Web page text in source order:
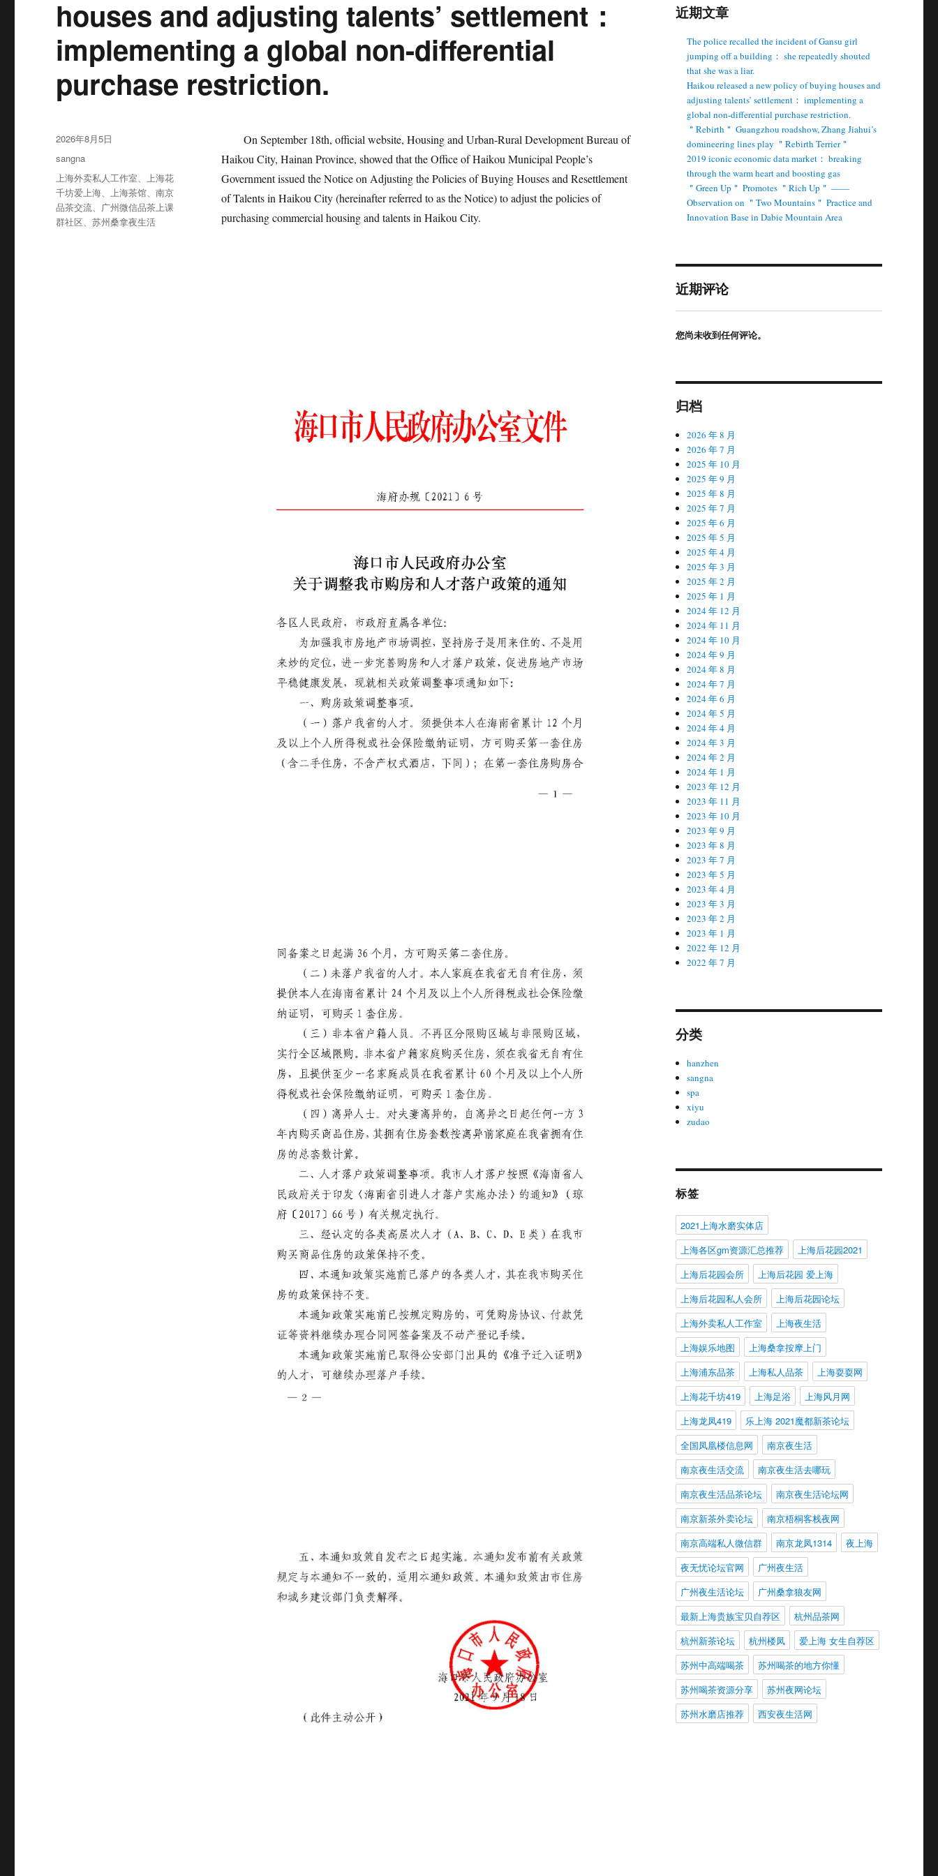
houses and adjusting talents’ settlement：
implementing a global non-differential
purchase restriction.
On September 18th, official website, Housing and Urban-Rural Development Bureau of
Haikou City, Hainan Province, showed that the Office of Haikou Municipal People’s
Government issued the Notice on Adjusting the Policies of Buying Houses and Resettlement
of Talents in Haikou City (hereinafter referred to as the Notice) to adjust the policies of
purchasing commercial housing and talents in Haikou City.
发
2026年8月5日
分
类
sangna
标
签
上海外卖私人工作室、上海花
千坊爱上海、上海茶馆、南京
品茶交流、 广州微信品茶上课
群社区、苏州桑拿夜生活
近期文章
The police recalled the incident of Gansu girl
jumping off a building： she repeatedly shouted
that she was a liar.
Haikou released a new policy of buying houses and
adjusting talents’ settlement： implementing a
global non-differential purchase restriction.
＂Rebirth＂ Guangzhou roadshow, Zhang Jiahui’s
domineering lines play ＂Rebirth Terrier＂
2019 iconic economic data market： breaking
through the warm heart and boosting gas
＂Green Up＂ Promotes ＂Rich Up＂ ——
Observation on ＂Two Mountains＂ Practice and
Innovation Base in Dabie Mountain Area
近期评论
您尚未收到任何评论。
归档
2026 年 8 月
2026 年 7 月
2025 年 10 月
2025 年 9 月
2025 年 8 月
2025 年 7 月
2025 年 6 月
2025 年 5 月
2025 年 4 月
2025 年 3 月
2025 年 2 月
2025 年 1 月
2024 年 12 月
2024 年 11 月
2024 年 10 月
2024 年 9 月
2024 年 8 月
2024 年 7 月
2024 年 6 月
2024 年 5 月
2024 年 4 月
2024 年 3 月
2024 年 2 月
2024 年 1 月
2023 年 12 月
2023 年 11 月
2023 年 10 月
2023 年 9 月
2023 年 8 月
2023 年 7 月
2023 年 5 月
2023 年 4 月
2023 年 3 月
2023 年 2 月
2023 年 1 月
2022 年 12 月
2022 年 7 月
分类
hanzhen
sangna
spa
xiyu
zudao
标签
2021上海水磨实体店
上海各区gm资源汇总推荐
上海后花园2021
上海后花园会所
上海后花园 爱上海
上海后花园私人会所
上海后花园论坛
上海外卖私人工作室
上海夜生活
上海娱乐地图
上海桑拿按摩上门
上海浦东品茶
上海私人品茶
上海耍耍网
上海花千坊419
上海足浴
上海风月网
上海龙凤419
乐上海 2021魔都新茶论坛
全国凤凰楼信息网
南京夜生活
南京夜生活交流
南京夜生活去哪玩
南京夜生活品茶论坛
南京夜生活论坛网
南京新茶外卖论坛
南京梧桐客栈夜网
南京高端私人微信群
南京龙凤1314
夜上海
夜无忧论坛官网
广州夜生活
广州夜生活论坛
广州桑拿狼友网
最新上海贵族宝贝自荐区
杭州品茶网
杭州新茶论坛
杭州楼凤
爱上海 女生自荐区
苏州中高端喝茶
苏州喝茶的地方你懂
苏州喝茶资源分享
苏州夜网论坛
苏州水磨店推荐
西安夜生活网